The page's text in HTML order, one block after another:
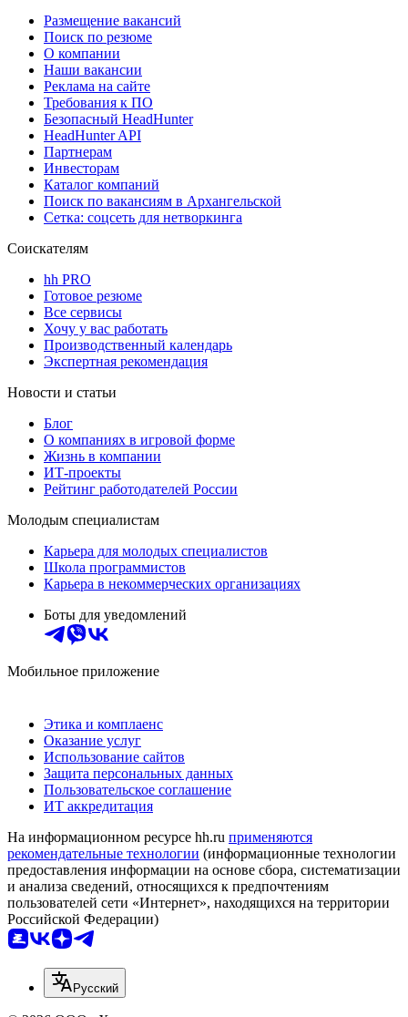
Размещение вакансий
Поиск по резюме
О компании
Наши вакансии
Реклама на сайте
Требования к ПО
Безопасный HeadHunter
HeadHunter API
Партнерам
Инвесторам
Каталог компаний
Поиск по вакансиям в Архангельской
Сетка: соцсеть для нетворкинга
Соискателям
hh PRO
Готовое резюме
Все сервисы
Хочу у вас работать
Производственный календарь
Экспертная рекомендация
Новости и статьи
Блог
О компаниях в игровой форме
Жизнь в компании
ИТ-проекты
Рейтинг работодателей России
Молодым специалистам
Карьера для молодых специалистов
Школа программистов
Карьера в некоммерческих организациях
Боты для уведомлений
Мобильное приложение
Этика и комплаенс
Оказание услуг
Использование сайтов
Защита персональных данных
Пользовательское соглашение
ИТ аккредитация
На информационном ресурсе hh.ru применяются
рекомендательные технологии (информационные технологии
предоставления информации на основе сбора, систематизации
и анализа сведений, относящихся к предпочтениям
пользователей сети «Интернет», находящихся на территории
Российской Федерации)
Русский